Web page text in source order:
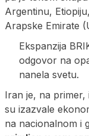
Argentinu,
Arapske Emirate
Ekspanzija
odgovor na
nanela svetu.
Iran je, na primer,
su izazvale
na nacionalnom i